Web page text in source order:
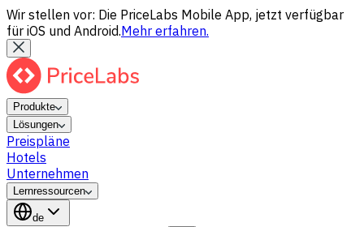
Wir stellen vor: Die PriceLabs Mobile App, jetzt verfügbar
für iOS und Android.Mehr erfahren.
Produkte
Lösungen
Preispläne
Hotels
Unternehmen
Lernressourcen
de